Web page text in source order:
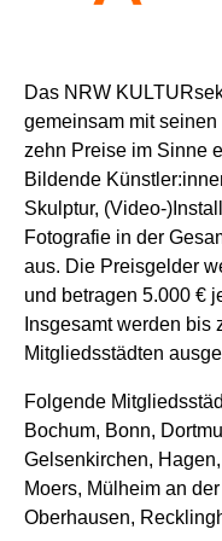
Das NRW
gemeinsam mit
zehn Preise im Sinne
Bildende
Skulptur, (Video-
Fotografie in der
aus. Die Preisgelder
und betragen 5.000 €
Insgesamt werden bis
Mitgliedsstädten
Folgende
Bochum, Bonn,
Gelsenkirchen,
Moers, Mülheim an
Oberhausen,